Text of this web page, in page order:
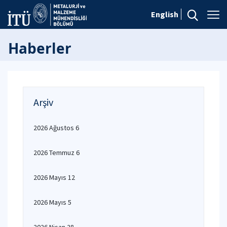
English
Haberler
Arşiv
2026 Ağustos 6
2026 Temmuz 6
2026 Mayıs 12
2026 Mayıs 5